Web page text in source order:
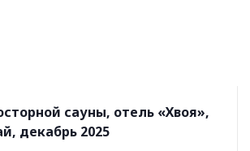
сауны, отель «Хвоя»,
декабрь 2025